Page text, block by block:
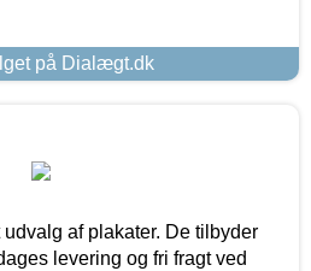
på Dialægt.dk
udvalg af plakater. De tilbyder
levering og fri fragt ved